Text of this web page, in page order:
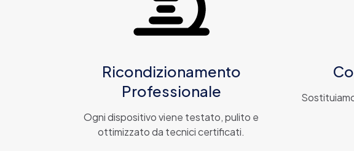
Ricondizionamento
Professionale
Ogni dispositivo viene testato, pulito e
ottimizzato da tecnici certificati.